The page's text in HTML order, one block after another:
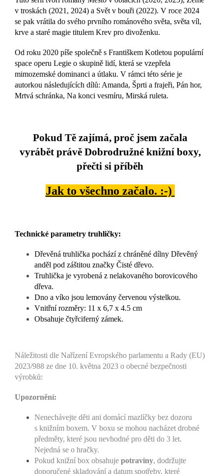
v troskách (2021, 2024) a Svět v bouři (2022). V roce 2024
se pak vrátila do svého prvního románového světa, světa víl,
krve a staré magie titulem Krev pro divoženku.
Od roku 2020 píše společně s Františkem Kotletou populární
space operu Legie o skupině lidí, která se vzepřela
mimozemské dominanci a útlaku. V rámci této série je
autorkou následujících dílů: Amanda, Šprti a frajeři, Pán hor,
Mrtvá schránka, Na konci vesmíru, Mirská ruleta.
Pokud Tě zajímá, proč jsem začala
vyrábět právě Dobrodružné knižní boxy,
přečti si příběh
Jak to všechno začalo. :-)
Technické parametry truhličky:
Dřevěná truhlička pochází z chráněné dílny Dřevěný
anděl pod záštitou značky Čisté dřevo.
Truhlička je vyrobená z nelakovaného borovicového
dřeva.
Dno a víko jsou lemovány červenou výstelkou.
Vnitřní rozměry: 11 x 6,7 x 4.5 cm
Obsahuje čtyřciferný zámek.
Náležitosti dle Nařízení Evropského parlamentu a Rady (EU)
2023/988 ze dne 10. května 2023 o obecné bezpečnosti
výrobků:
Upozornění:
Nenechávejte děti ani domácí mazlíčky bez dozoru
s knižním boxem. V boxu se mohou nacházet drobné
předměty, které jsou nevhodné pro děti do 3 let.
Nejedná se o hračky.
Pokud knižní box obsahuje potraviny, dodržujte
doporučené skladování a datum spotřeby, které